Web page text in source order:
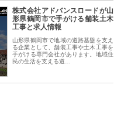
株式会社アドバンスロードが山
形県鶴岡市で手がける舗装土木
工事と求人情報
山形県鶴岡市で地域の道路基盤を支え
る企業として、舗装工事や土木工事を
手がける専門会社があります。地域住
民の生活を支える道…